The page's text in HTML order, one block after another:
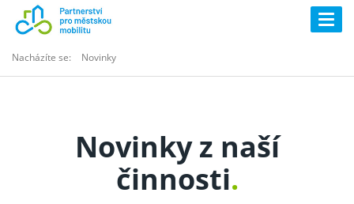
Nacházíte se: Novinky
Novinky z naší
činnosti.